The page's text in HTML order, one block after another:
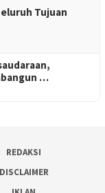
Tujuan
…
REDAKSI
DISCLAIMER